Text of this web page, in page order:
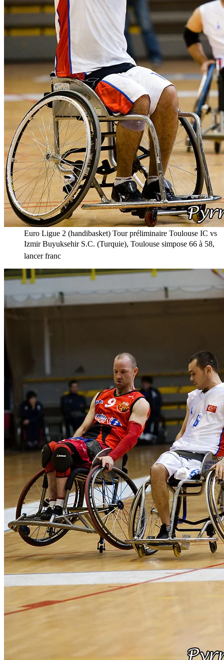
Euro Ligue 2 (handibasket) Tour préliminaire Toulouse IC vs
Izmir Buyuksehir S.C. (Turquie), Toulouse simpose 66 à 58,
lancer franc